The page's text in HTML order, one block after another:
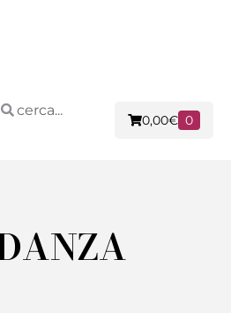
0,00€ 0